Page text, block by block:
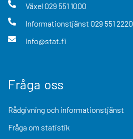
Växel 029 551 1000
Informationstjänst 029 551 2220
info@stat.fi
Fråga oss
Rådgivning och informationstjänst
Fråga om statistik